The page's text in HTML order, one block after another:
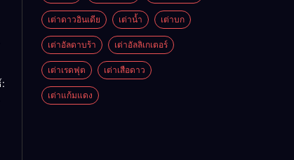
เต่าดาวอินเดีย เต่าน้ำ เต่าบก
เต่าอัลดาบร้า เต่าอัลลิเกเตอร์
เต่าเรดฟุต เต่าเสือดาว
เต่าแก้มแดง